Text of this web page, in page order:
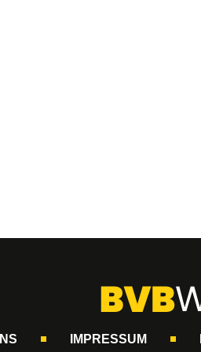
IMPRESSUM